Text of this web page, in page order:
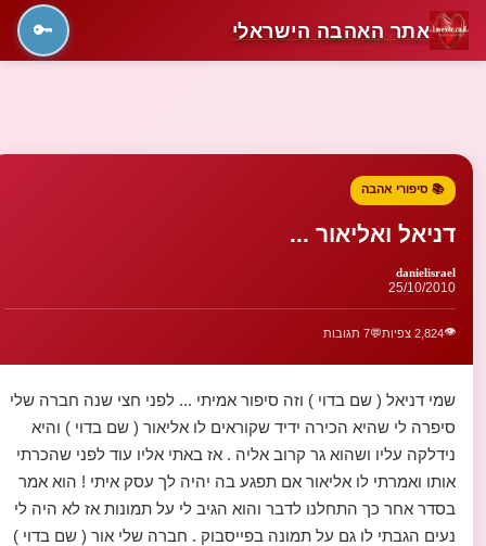
אתר האהבה הישראלי 🔑
📚 סיפורי אהבה
דניאל ואליאור ...
danielisrael
25/10/2010
👁️2,824 צפיות 💬7 תגובות
שמי דניאל ( שם בדוי ) וזה סיפור אמיתי ... לפני חצי שנה חברה שלי
סיפרה לי שהיא הכירה ידיד שקוראים לו אליאור ( שם בדוי ) והיא
נידלקה עליו ושהוא גר קרוב אליה . אז באתי אליו עוד לפני שהכרתי
אותו ואמרתי לו אליאור אם תפגע בה יהיה לך עסק איתי ! הוא אמר
בסדר אחר כך התחלנו לדבר והוא הגיב לי על תמונות אז לא היה לי
נעים הגבתי לו גם על תמונה בפייסבוק . חברה שלי אור ( שם בדוי )